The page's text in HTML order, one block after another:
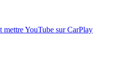
YouTube sur CarPlay